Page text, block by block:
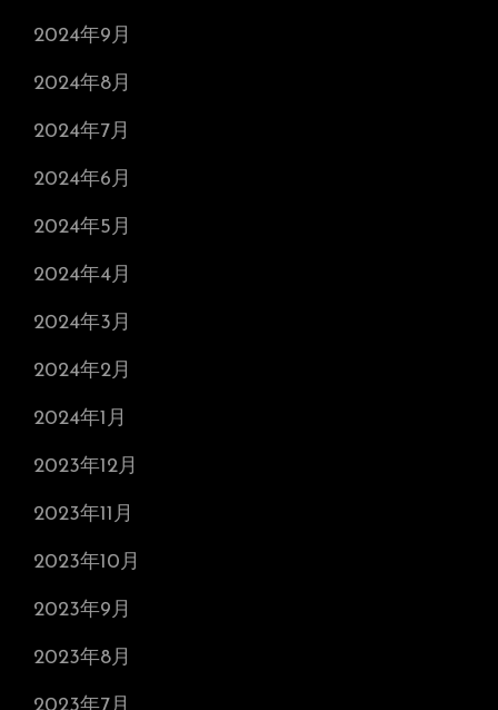
2024年9月
2024年8月
2024年7月
2024年6月
2024年5月
2024年4月
2024年3月
2024年2月
2024年1月
2023年12月
2023年11月
2023年10月
2023年9月
2023年8月